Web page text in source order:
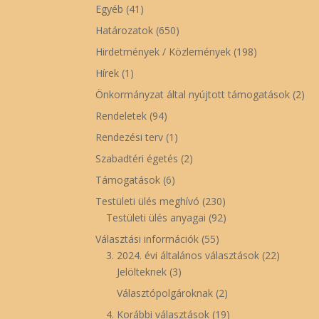
Egyéb (41)
Határozatok (650)
Hirdetmények / Közlemények (198)
Hírek (1)
Önkormányzat által nyújtott támogatások (2)
Rendeletek (94)
Rendezési terv (1)
Szabadtéri égetés (2)
Támogatások (6)
Testületi ülés meghívó (230)
Testületi ülés anyagai (92)
Választási információk (55)
3. 2024. évi általános választások (22)
Jelölteknek (3)
Választópolgároknak (2)
4. Korábbi választások (19)